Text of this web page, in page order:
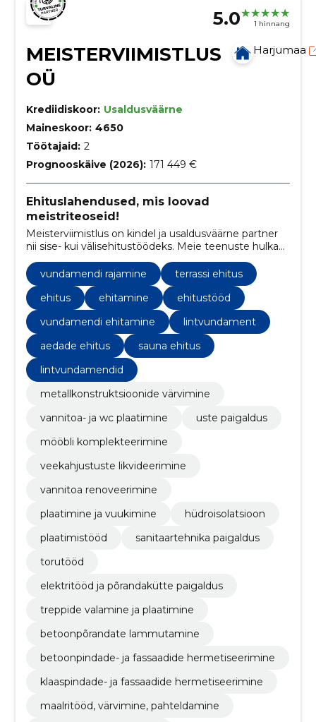
5.0 1 hinnang
MEISTERVIIMISTLUS
OÜ
Harjumaa
Krediidiskoor: Usaldusväärne
Maineskoor: 4650
Töötajaid: 2
Prognooskäive (2026): 171 449 €
Ehituslahendused, mis loovad
meistriteoseid!
Meisterviimistlus on kindel ja usaldusväärne partner
nii sise- kui välisehitustöödeks. Meie teenuste hulka
siseviimistlustööd ja parketipaigaldus. Meie
professionaalne tiim tagab tipptasemel töö ja
klientide rahulolu.
vundamendi rajamine
terrassi ehitus
ehitus
ehitamine
ehitustööd
vundamendi ehitamine
lintvundament
aedade ehitus
sauna ehitus
lintvundamendid
metallkonstruktsioonide värvimine
vannitoa- ja wc plaatimine
uste paigaldus
mööbli komplekteerimine
veekahjustuste likvideerimine
vannitoa renoveerimine
plaatimine ja vuukimine
hüdroisolatsioon
plaatimistööd
sanitaartehnika paigaldus
torutööd
elektritööd ja põrandakütte paigaldus
treppide valamine ja plaatimine
betoonpõrandate lammutamine
betoonpindade- ja fassaadide hermetiseerimine
klaaspindade- ja fassaadide hermetiseerimine
maalritööd, värvimine, pahteldamine